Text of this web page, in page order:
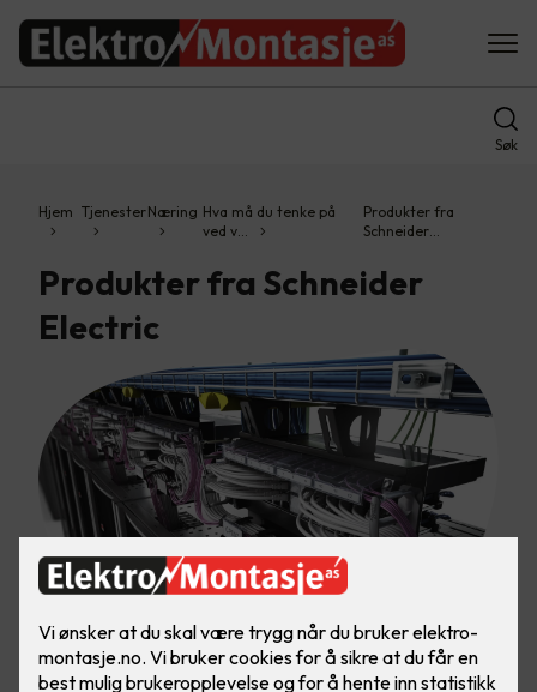
Søk
Hjem TjenesterNæring Hva må du tenke på
ved v…
Produkter fra
Schneider…
Produkter fra Schneider
Electric